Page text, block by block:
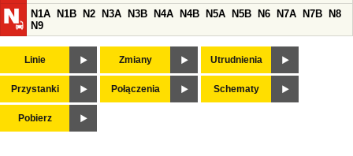
N1A
N1B N2 N3A N3B N4A N4B N5A N5B N6 N7A N7B
N8
N9
Linie Zmiany Utrudnienia
Przystanki Połączenia Schematy
Pobierz